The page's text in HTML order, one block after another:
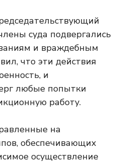
суда подвергались
и враждебным
что эти действия
и
любые попытки
работу.
на
обеспечивающих
осуществление